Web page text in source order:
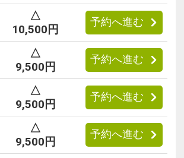
△
10,500円
予約へ進む
△
9,500円
予約へ進む
△
9,500円
予約へ進む
△
9,500円
予約へ進む